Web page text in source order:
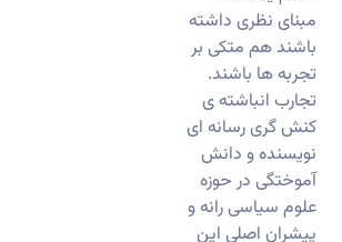
مبنای نظری داشته
باشند هم متکی بر
تجربه ها باشند.
تجارب انباشته ی
کنش گری رسانه ای
نویسنده و دانش
آموختگی در حوزه
علوم سیاسی رانه ‌و
پیشران اصلی این